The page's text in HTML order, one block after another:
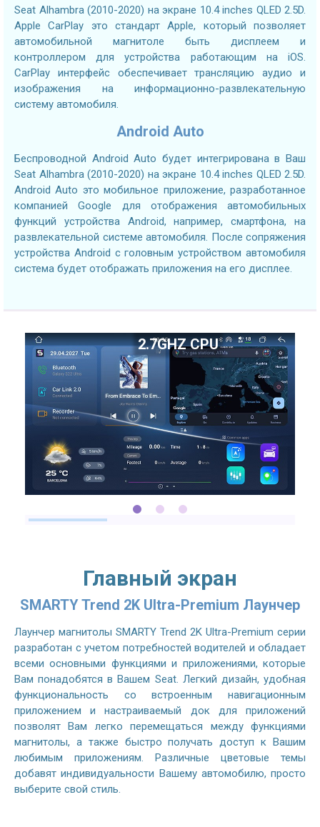
Seat Alhambra (2010-2020) на экране 10.4 inches QLED 2.5D.
Apple CarPlay это стандарт Apple, который позволяет
автомобильной магнитоле быть дисплеем и
контроллером для устройства работающим на iOS.
CarPlay интерфейс обеспечивает трансляцию аудио и
изображения на информационно-развлекательную
систему автомобиля.
Android Auto
Беспроводной Android Auto будет интегрирована в Ваш
Seat Alhambra (2010-2020) на экране 10.4 inches QLED 2.5D.
Android Auto это мобильное приложение, разработанное
компанией Google для отображения автомобильных
функций устройства Android, например, смартфона, на
развлекательной системе автомобиля. После сопряжения
устройства Android с головным устройством автомобиля
система будет отображать приложения на его дисплее.
2.7GHZ CPU
Главный экран
SMARTY Trend 2K Ultra-Premium Лаунчер
Лаунчер магнитолы SMARTY Trend 2K Ultra-Premium серии
разработан с учетом потребностей водителей и обладает
всеми основными функциями и приложениями, которые
Вам понадобятся в Вашем Seat. Легкий дизайн, удобная
функциональность со встроенным навигационным
приложением и настраиваемый док для приложений
позволят Вам легко перемещаться между функциями
магнитолы, а также быстро получать доступ к Вашим
любимым приложениям. Различные цветовые темы
добавят индивидуальности Вашему автомобилю, просто
выберите свой стиль.